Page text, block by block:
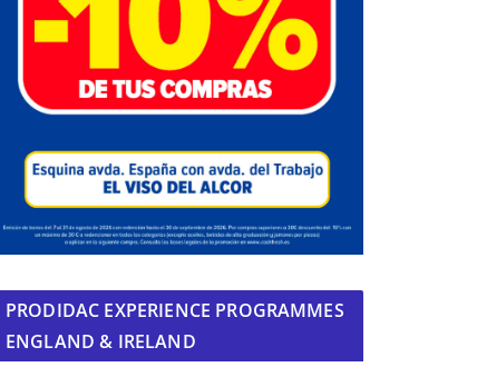
PRODIDAC EXPERIENCE PROGRAMMES
ENGLAND & IRELAND